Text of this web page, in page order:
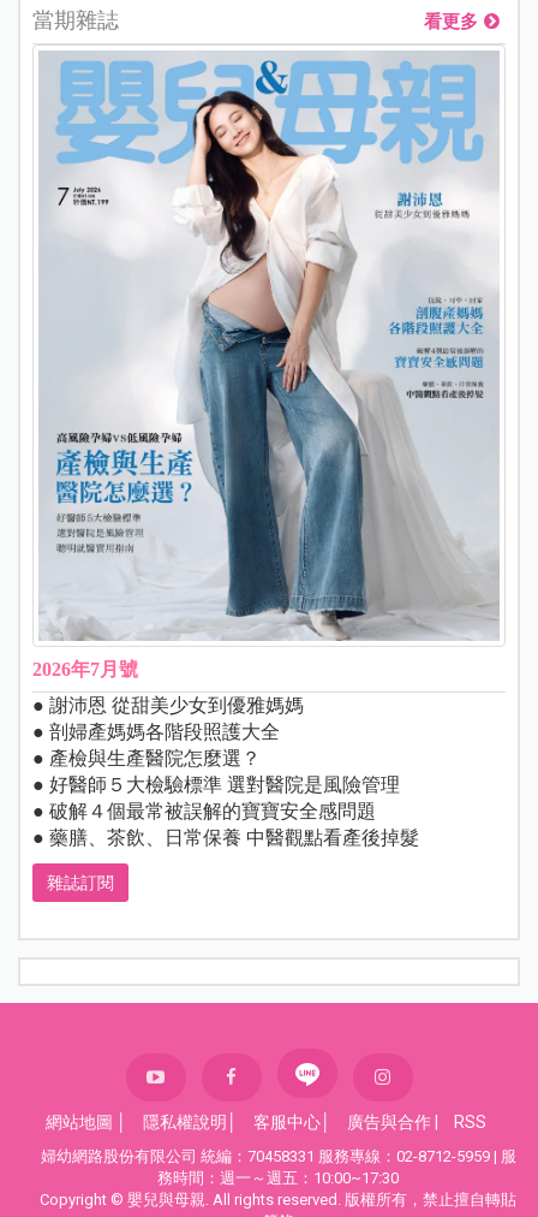
當期雜誌 看更多
2026年7月號
● 謝沛恩 從甜美少女到優雅媽媽
● 剖婦產媽媽各階段照護大全
● 產檢與生產醫院怎麼選？
● 好醫師５大檢驗標準 選對醫院是風險管理
● 破解４個最常被誤解的寶寶安全感問題
● 藥膳、茶飲、日常保養 中醫觀點看產後掉髮
雜誌訂閱
網站地圖 隱私權說明 客服中心 廣告與合作 RSS
婦幼網路股份有限公司 統編：70458331 服務專線：02-8712-5959 | 服
務時間：週一～週五：10:00~17:30
Copyright © 嬰兒與母親. All rights reserved. 版權所有，禁止擅自轉貼